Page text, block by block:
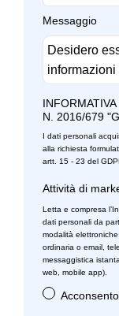
Sedili abbattibili
Sedili anteriori
Sedili standard
Servosterzo
Sicurezza
Sistema di
Sistema di
Specchietti
Messaggio
N. 2016/679
I dati personali
alla richiesta
artt. 15 - 23 del
Attività di
Letta e compresa l’
dati personali da
modalità
ordinaria o email,
messaggistica
web, mobile app).
Acconsento